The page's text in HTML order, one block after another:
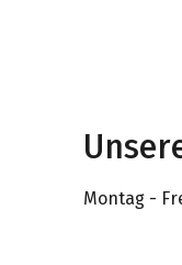
Montag -